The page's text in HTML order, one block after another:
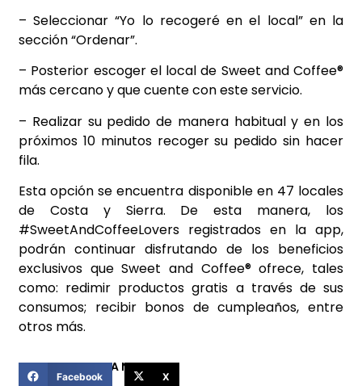
– Seleccionar “Yo lo recogeré en el local” en la
sección “Ordenar”.
– Posterior escoger el local de Sweet and Coffee®
más cercano y que cuente con este servicio.
– Realizar su pedido de manera habitual y en los
próximos 10 minutos recoger su pedido sin hacer
fila.
Esta opción se encuentra disponible en 47 locales
de Costa y Sierra. De esta manera, los
#SweetAndCoffeeLovers registrados en la app,
podrán continuar disfrutando de los beneficios
exclusivos que Sweet and Coffee® ofrece, tales
como: redimir productos gratis a través de sus
consumos; recibir bonos de cumpleaños, entre
otros más.
COMPARTIR ESTA NOTICIA
Facebook X